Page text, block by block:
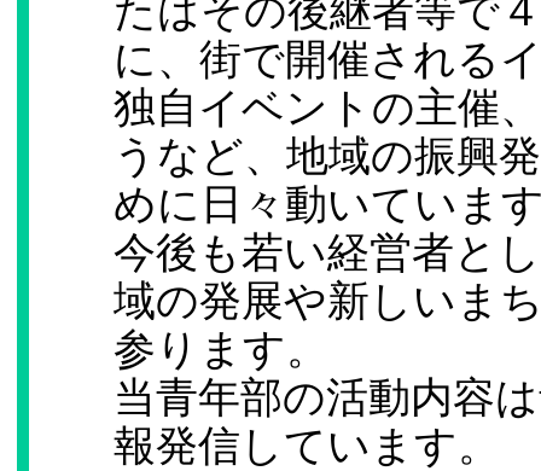
たはその後継者等で
に、街で開催される
独自イベントの主催
うなど、地域の振興
めに日々動いていま
今後も若い経営者と
域の発展や新しいま
参ります。
当青年部の活動内容
報発信しています。